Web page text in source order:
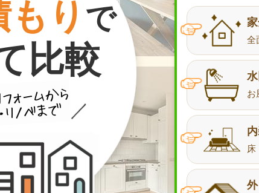
り で
比較 全
お
床